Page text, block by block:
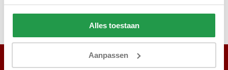
Alles toestaan
Aanpassen